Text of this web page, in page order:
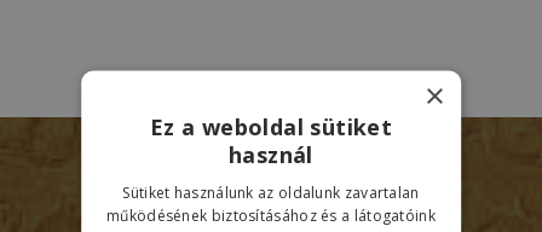
×
Ez a weboldal sütiket
használ
Sütiket használunk az oldalunk zavartalan
működésének biztosításához és a látogatóink